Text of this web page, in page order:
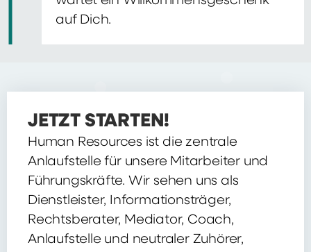
auf Dich.
JETZT STARTEN!
Human Resources ist die zentrale
Anlaufstelle für unsere Mitarbeiter und
Führungskräfte. Wir sehen uns als
Dienstleister, Informationsträger,
Rechtsberater, Mediator, Coach,
Anlaufstelle und neutraler Zuhörer,